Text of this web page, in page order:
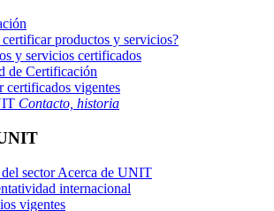
productos y servicios?
y servicios certificados
de Certificación
certificados vigentes
Contacto, historia
sectorAcerca de UNIT
internacional
vigentes